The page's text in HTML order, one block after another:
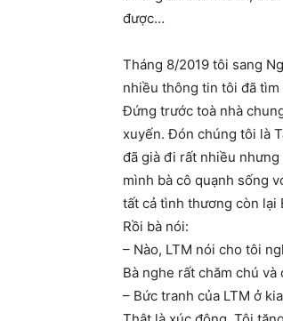
được…
Tháng 8/2019 tôi sang
nhiều thông tin tôi đã tìm
Đứng trước toà nhà
xuyến. Đón chúng tôi là
đã già đi rất nhiều nhưng
mình bà cô quạnh sống
tất cả tình thương còn lại
Rồi bà nói:
– Nào, LTM nói cho tôi
Bà nghe rất chăm chú
– Bức tranh của LTM ở kia